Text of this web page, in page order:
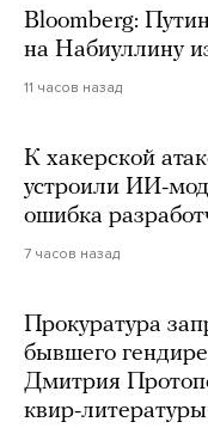
Bloomberg:
на Набиуллину
11 часов назад
К хакерской
устроили ИИ-
ошибка
7 часов назад
Прокуратура
бывшего
Дмитрия
квир-литературы